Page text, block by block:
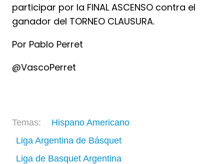
participar por la FINAL ASCENSO contra el
ganador del TORNEO CLAUSURA.
Por Pablo Perret
@VascoPerret
Hispano Americano
Liga Argentina de Básquet
Liga de Basquet Argentina